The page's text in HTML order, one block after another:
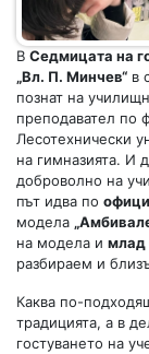
В Седмицата на
„Вл. П. Минчев“ в
познат на
преподавател по
Лесотехнически
на гимназията. И
доброволно на
път идва по
модела
на модела и млад
разбираем и
Каква по-
традицията, а в
гостуването на